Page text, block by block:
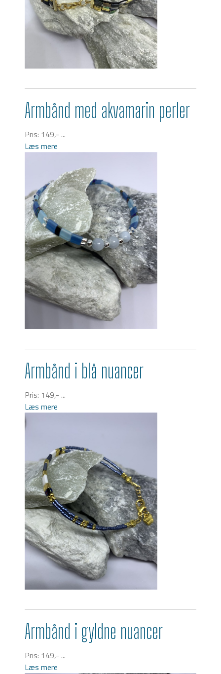
Armbånd med akvamarin perler
Pris: 149,- ...
Læs mere
Armbånd i blå nuancer
Pris: 149,- ...
Læs mere
Armbånd i gyldne nuancer
Pris: 149,- ...
Læs mere